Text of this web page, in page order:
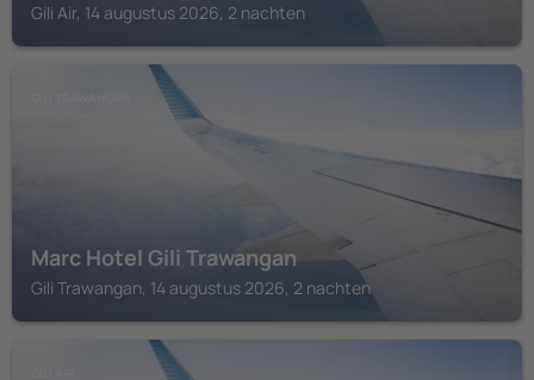
Gili Air, 14 augustus 2026, 2 nachten
Marc Hotel Gili Trawangan
Gili Trawangan, 14 augustus 2026, 2 nachten